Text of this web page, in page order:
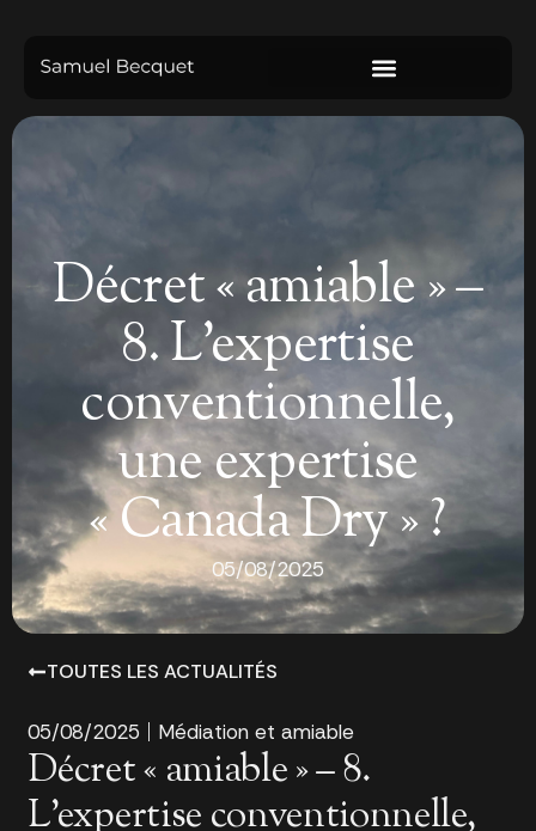
Décret « amiable » –
8. L’expertise
conventionnelle,
une expertise
« Canada Dry » ?
05/08/2025
TOUTES LES ACTUALITÉS
05/08/2025 Médiation et amiable
Décret « amiable » – 8.
L’expertise conventionnelle,